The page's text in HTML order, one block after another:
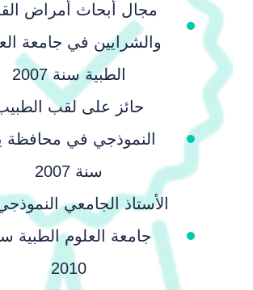
مجال أبحاث أمراض
والشرايين في جامعة
الطبية سنة 2007
حائز على لقب
النموذجي في محافظة
سنة 2007
الأستاذ الجامعي
جامعة العلوم الطبية
2010